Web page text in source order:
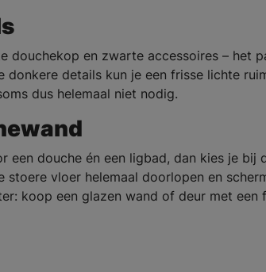
douchekop en zwarte accessoires – het
donkere details kun je een frisse lichte
dus helemaal niet nodig.
een douche én een ligbad, dan kies je bij
stoere vloer helemaal doorlopen en
koop een glazen wand of deur met